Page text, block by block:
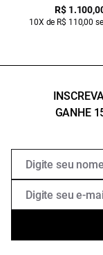
R$
10X de R$ 110,00
GANHE